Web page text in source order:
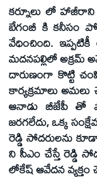
కర్నూలు లో
బేగంబీ కి కనీసం
వేధించింది.
మదనపల్లిలో అక్రమ్
దారుణంగా కొట్టి
కార్యక్రమాలు
ఆనాడు బీజేపీ తో
జరగలేదు, ఒక్క
రెడ్డి సోదరులను
ని సీఎం చేస్తే రెడ్డి
లోకేష్ ఆవేదన వ్యక్తం